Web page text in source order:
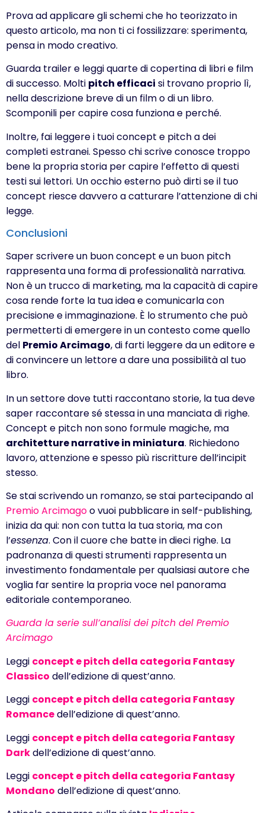
Prova ad applicare gli schemi che ho teorizzato in
questo articolo, ma non ti ci fossilizzare: sperimenta,
pensa in modo creativo.
Guarda trailer e leggi quarte di copertina di libri e film
di successo. Molti pitch efficaci si trovano proprio lì,
nella descrizione breve di un film o di un libro.
Scomponili per capire cosa funziona e perché.
Inoltre, fai leggere i tuoi concept e pitch a dei
completi estranei. Spesso chi scrive conosce troppo
bene la propria storia per capire l’effetto di questi
testi sui lettori. Un occhio esterno può dirti se il tuo
concept riesce davvero a catturare l’attenzione di chi
legge.
Conclusioni
Saper scrivere un buon concept e un buon pitch
rappresenta una forma di professionalità narrativa.
Non è un trucco di marketing, ma la capacità di capire
cosa rende forte la tua idea e comunicarla con
precisione e immaginazione. È lo strumento che può
permetterti di emergere in un contesto come quello
del Premio Arcimago, di farti leggere da un editore e
di convincere un lettore a dare una possibilità al tuo
libro.
In un settore dove tutti raccontano storie, la tua deve
saper raccontare sé stessa in una manciata di righe.
Concept e pitch non sono formule magiche, ma
architetture narrative in miniatura. Richiedono
lavoro, attenzione e spesso più riscritture dell’incipit
stesso.
Se stai scrivendo un romanzo, se stai partecipando al
Premio Arcimagoo vuoi pubblicare in self-publishing,
inizia da qui: non con tutta la tua storia, ma con
l’essenza. Con il cuore che batte in dieci righe. La
padronanza di questi strumenti rappresenta un
investimento fondamentale per qualsiasi autore che
voglia far sentire la propria voce nel panorama
editoriale contemporaneo.
Guarda la serie sull’analisi dei pitch del Premio
Arcimago
Leggi concept e pitch della categoria Fantasy
Classico dell’edizione di quest’anno.
Leggi concept e pitch della categoria Fantasy
Romancedell’edizione di quest’anno.
Leggi concept e pitch della categoria Fantasy
Darkdell’edizione di quest’anno.
Leggi concept e pitch della categoria Fantasy
Mondano dell’edizione di quest’anno.